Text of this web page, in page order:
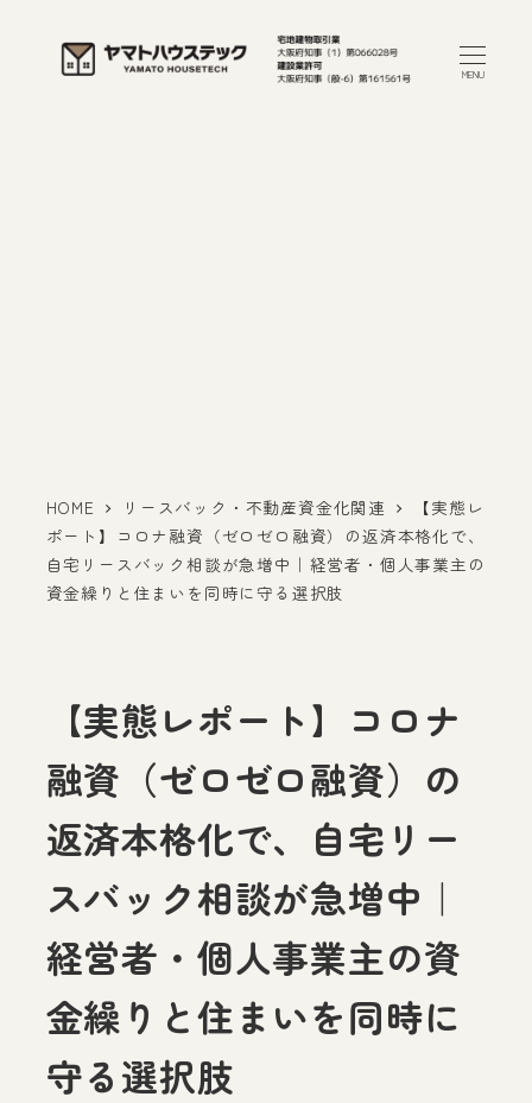
MENU
HOME リースバック・不動産資金化関連
【実態レ
ポート】コロナ融資（ゼロゼロ融資）の返済本格化で、
自宅リースバック相談が急増中｜経営者・個人事業主の
資金繰りと住まいを同時に守る選択肢
【実態レポート】コロナ
融資（ゼロゼロ融資）の
返済本格化で、自宅リー
スバック相談が急増中｜
経営者・個人事業主の資
金繰りと住まいを同時に
守る選択肢